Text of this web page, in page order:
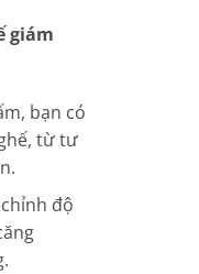
₫.
giám
bạn có
từ tư
độ